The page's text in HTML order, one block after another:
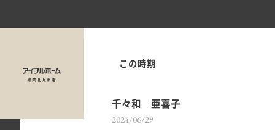
この時期
千々和 亜喜子
2024/06/29